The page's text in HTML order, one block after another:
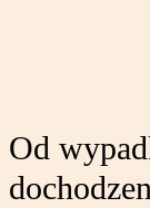
Od